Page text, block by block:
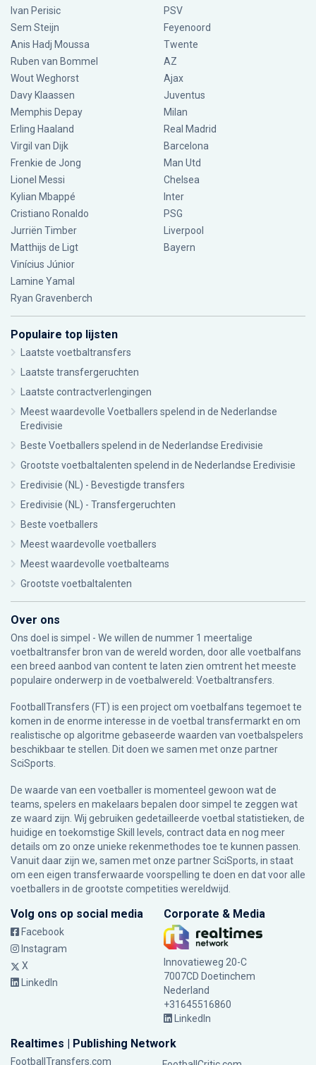
Ivan Perisic
Sem Steijn
Anis Hadj Moussa
Ruben van Bommel
Wout Weghorst
Davy Klaassen
Memphis Depay
Erling Haaland
Virgil van Dijk
Frenkie de Jong
Lionel Messi
Kylian Mbappé
Cristiano Ronaldo
Jurriën Timber
Matthijs de Ligt
Vinícius Júnior
Lamine Yamal
Ryan Gravenberch
PSV
Feyenoord
Twente
AZ
Ajax
Juventus
Milan
Real Madrid
Barcelona
Man Utd
Chelsea
Inter
PSG
Liverpool
Bayern
Populaire top lijsten
Laatste voetbaltransfers
Laatste transfergeruchten
Laatste contractverlengingen
Meest waardevolle Voetballers spelend in de Nederlandse
Eredivisie
Beste Voetballers spelend in de Nederlandse Eredivisie
Grootste voetbaltalenten spelend in de Nederlandse Eredivisie
Eredivisie (NL) - Bevestigde transfers
Eredivisie (NL) - Transfergeruchten
Beste voetballers
Meest waardevolle voetballers
Meest waardevolle voetbalteams
Grootste voetbaltalenten
Over ons
Ons doel is simpel - We willen de nummer 1 meertalige
voetbaltransfer bron van de wereld worden, door alle voetbalfans
een breed aanbod van content te laten zien omtrent het meeste
populaire onderwerp in de voetbalwereld: Voetbaltransfers.
FootballTransfers (FT) is een project om voetbalfans tegemoet te
komen in de enorme interesse in de voetbal transfermarkt en om
realistische op algoritme gebaseerde waarden van voetbalspelers
beschikbaar te stellen. Dit doen we samen met onze partner
SciSports
De waarde van een voetballer is momenteel gewoon wat de
teams, spelers en makelaars bepalen door simpel te zeggen wat
ze waard zijn. Wij gebruiken gedetailleerde voetbal statistieken, de
huidige en toekomstige Skill levels, contract data en nog meer
details om zo onze unieke rekenmethodes toe te kunnen passen.
Vanuit daar zijn we, samen met onze partner SciSports, in staat
om een eigen transferwaarde voorspelling te doen en dat voor alle
voetballers in de grootste competities wereldwijd.
Volg ons op social media
Facebook
Instagram
X
LinkedIn
Corporate & Media
Innovatieweg 20-C
7007CD Doetinchem
Nederland
+31645516860
LinkedIn
Realtimes | Publishing Network
FootballTransfers.com